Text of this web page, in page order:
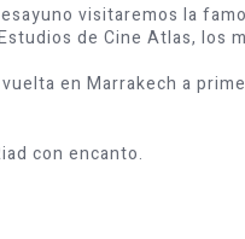
visitaremos la
de Cine Atlas, los
en Marrakech a
con encanto.